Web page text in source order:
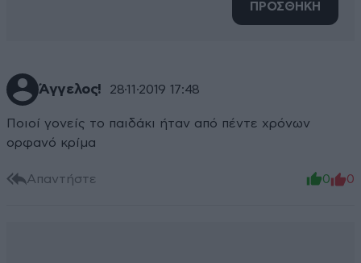
ΠΡΟΣΘΗΚΗ
Άγγελος! 28·11·2019 17:48
Ποιοί γονείς το παιδάκι ήταν από πέντε χρόνων
ορφανό κρίμα
Απαντήστε 0 0